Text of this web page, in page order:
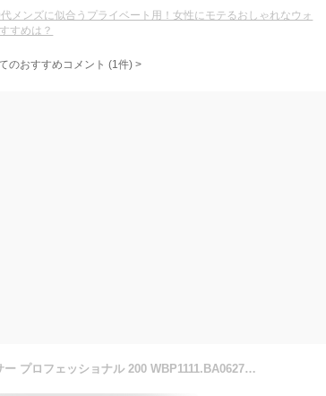
メンズに似合うプライベート用！女性にモテるおしゃれなウォ
すめは？
のおすすめコメント (1件) >
タグホイヤー アクアレーサー プロフェッショナル 200 WBP1111.BA0627【2022年新作】 TAG HEUER 新品メンズ 腕時計 送料無料